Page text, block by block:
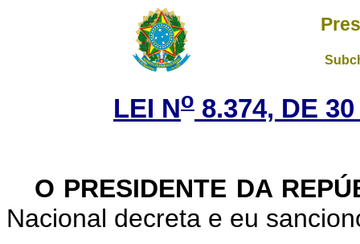
LEI No 8.374, DE
O PRESIDENTE DA
Nacional decreta e eu